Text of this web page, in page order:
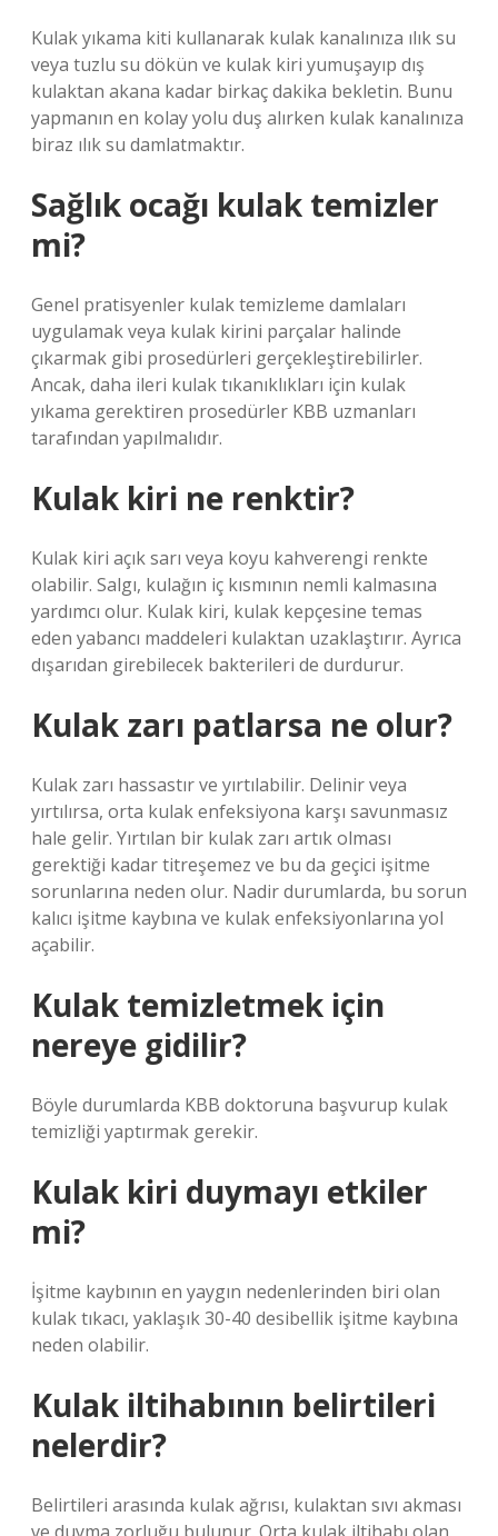
Kulak yıkama kiti kullanarak kulak kanalınıza ılık su
veya tuzlu su dökün ve kulak kiri yumuşayıp dış
kulaktan akana kadar birkaç dakika bekletin. Bunu
yapmanın en kolay yolu duş alırken kulak kanalınıza
biraz ılık su damlatmaktır.
Sağlık ocağı kulak temizler
mi?
Genel pratisyenler kulak temizleme damlaları
uygulamak veya kulak kirini parçalar halinde
çıkarmak gibi prosedürleri gerçekleştirebilirler.
Ancak, daha ileri kulak tıkanıklıkları için kulak
yıkama gerektiren prosedürler KBB uzmanları
tarafından yapılmalıdır.
Kulak kiri ne renktir?
Kulak kiri açık sarı veya koyu kahverengi renkte
olabilir. Salgı, kulağın iç kısmının nemli kalmasına
yardımcı olur. Kulak kiri, kulak kepçesine temas
eden yabancı maddeleri kulaktan uzaklaştırır. Ayrıca
dışarıdan girebilecek bakterileri de durdurur.
Kulak zarı patlarsa ne olur?
Kulak zarı hassastır ve yırtılabilir. Delinir veya
yırtılırsa, orta kulak enfeksiyona karşı savunmasız
hale gelir. Yırtılan bir kulak zarı artık olması
gerektiği kadar titreşemez ve bu da geçici işitme
sorunlarına neden olur. Nadir durumlarda, bu sorun
kalıcı işitme kaybına ve kulak enfeksiyonlarına yol
açabilir.
Kulak temizletmek için
nereye gidilir?
Böyle durumlarda KBB doktoruna başvurup kulak
temizliği yaptırmak gerekir.
Kulak kiri duymayı etkiler
mi?
İşitme kaybının en yaygın nedenlerinden biri olan
kulak tıkacı, yaklaşık 30-40 desibellik işitme kaybına
neden olabilir.
Kulak iltihabının belirtileri
nelerdir?
Belirtileri arasında kulak ağrısı, kulaktan sıvı akması